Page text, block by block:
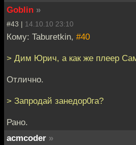
Goblin »
#43 | 14.10.10 23:10
Кому: Taburetkin, #40
> Дим Юрич, а как же плеер
Отлично.
> Запродай занедор0га?
Рано.
acmcoder »